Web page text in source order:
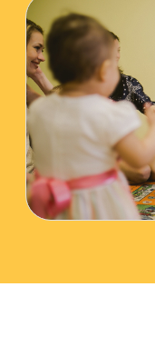
Шаблон
урока
После
урока вас ждет
Пример